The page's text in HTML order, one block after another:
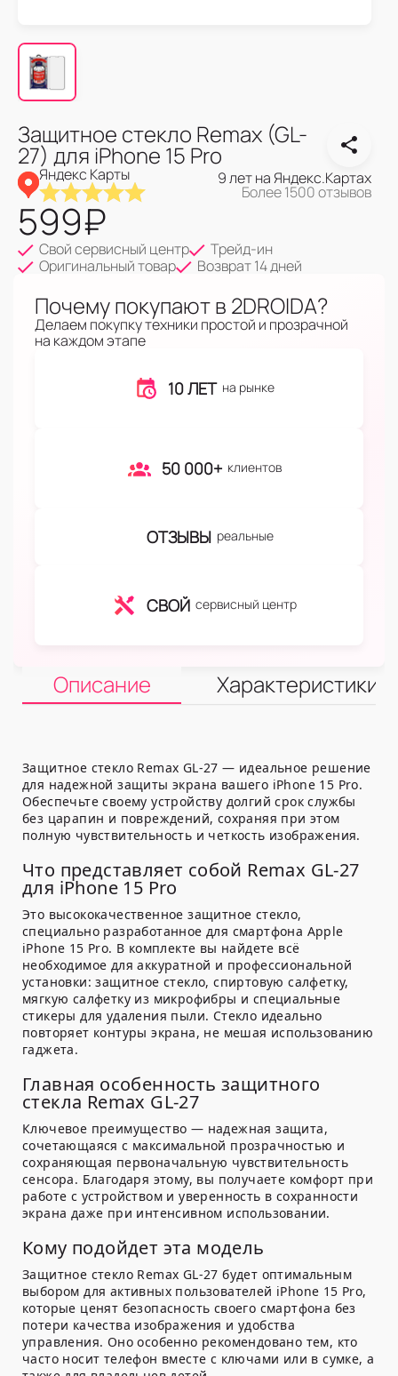
Защитное стекло Remax (GL-
27) для iPhone 15 Pro
Яндекс Карты 9 лет на Яндекс.Картах
Более 1500 отзывов
599₽
Свой сервисный центр
Трейд-ин
Оригинальный товар
Возврат 14 дней
Почему покупают в 2DROIDA?
Делаем покупку техники простой и прозрачной
на каждом этапе
10 ЛЕТ на рынке
50 000+ клиентов
ОТЗЫВЫ реальные
СВОЙ сервисный центр
Описание Характеристики
Защитное стекло Remax GL-27 — идеальное решение
для надежной защиты экрана вашего iPhone 15 Pro.
Обеспечьте своему устройству долгий срок службы
без царапин и повреждений, сохраняя при этом
полную чувствительность и четкость изображения.
Что представляет собой Remax GL-27
для iPhone 15 Pro
Это высококачественное защитное стекло,
специально разработанное для смартфона Apple
iPhone 15 Pro. В комплекте вы найдете всё
необходимое для аккуратной и профессиональной
установки: защитное стекло, спиртовую салфетку,
мягкую салфетку из микрофибры и специальные
стикеры для удаления пыли. Стекло идеально
повторяет контуры экрана, не мешая использованию
гаджета.
Главная особенность защитного
стекла Remax GL-27
Ключевое преимущество — надежная защита,
сочетающаяся с максимальной прозрачностью и
сохраняющая первоначальную чувствительность
сенсора. Благодаря этому, вы получаете комфорт при
работе с устройством и уверенность в сохранности
экрана даже при интенсивном использовании.
Кому подойдет эта модель
Защитное стекло Remax GL-27 будет оптимальным
выбором для активных пользователей iPhone 15 Pro,
которые ценят безопасность своего смартфона без
потери качества изображения и удобства
управления. Оно особенно рекомендовано тем, кто
часто носит телефон вместе с ключами или в сумке, а